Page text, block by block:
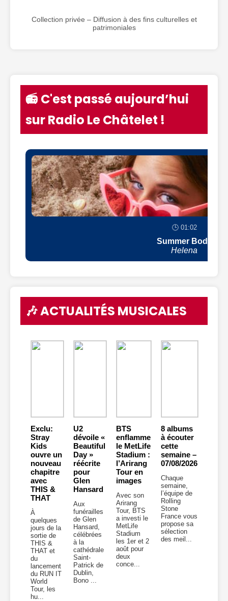
Collection privée – Diffusion à des fins culturelles et
patrimoniales
📻 C'est passé aujourd’hui
sur Radio Le Châtelet !
🕒 01:02
Summer Body
Helena
🎶 ACTUALITÉS MUSICALES
Exclu:
Stray
Kids
ouvre un
nouveau
chapitre
avec
THIS &
THAT
À
quelques
jours de la
sortie de
THIS &
THAT et
du
lancement
du RUN IT
World
Tour, les
hu...
U2
dévoile «
Beautiful
Day »
réécrite
pour
Glen
Hansard
Aux
funérailles
de Glen
Hansard,
célébrées
à la
cathédrale
Saint-
Patrick de
Dublin,
Bono ...
BTS
enflamme
le MetLife
Stadium :
l’Arirang
Tour en
images
Avec son
Arirang
Tour, BTS
a investi le
MetLife
Stadium
les 1er et 2
août pour
deux
conce...
8 albums
à écouter
cette
semaine –
07/08/2026
Chaque
semaine,
l’équipe de
Rolling
Stone
France vous
propose sa
sélection
des meil...